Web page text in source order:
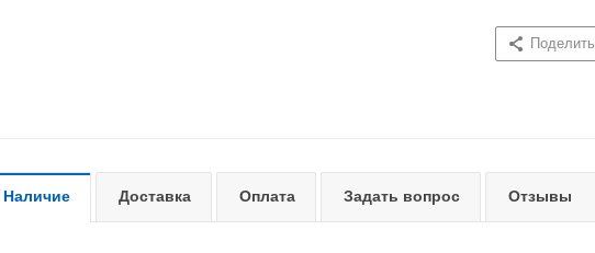
Наличие Доставка Оплата Задать вопрос Отзывы